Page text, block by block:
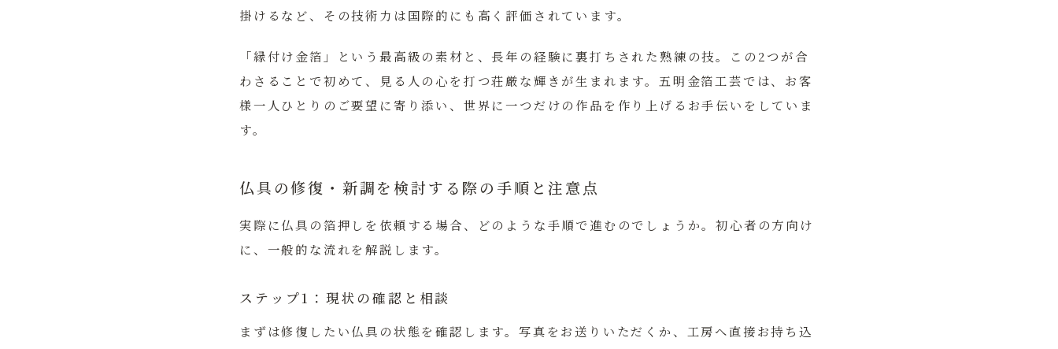
掛けるなど、その技術力は国際的にも高く評価されています。
「縁付け金箔」という最高級の素材と、長年の経験に裏打ちされた熟練の技。
この2つが合
わさることで初めて、見る人の心を打つ荘厳な輝きが生まれます。五明金箔工芸では、お客
様一人ひとりのご要望に寄り添い、世界に一つだけの作品を作り上げるお手伝いをしていま
す。
仏具の修復・新調を検討する際の手順と注意点
実際に仏具の箔押しを依頼する場合、どのような手順で進むのでしょうか。初心者の方向け
に、一般的な流れを解説します。
ステップ1：現状の確認と相談
まずは修復したい仏具の状態を確認します。写真をお送りいただくか、工房へ直接お持ち込